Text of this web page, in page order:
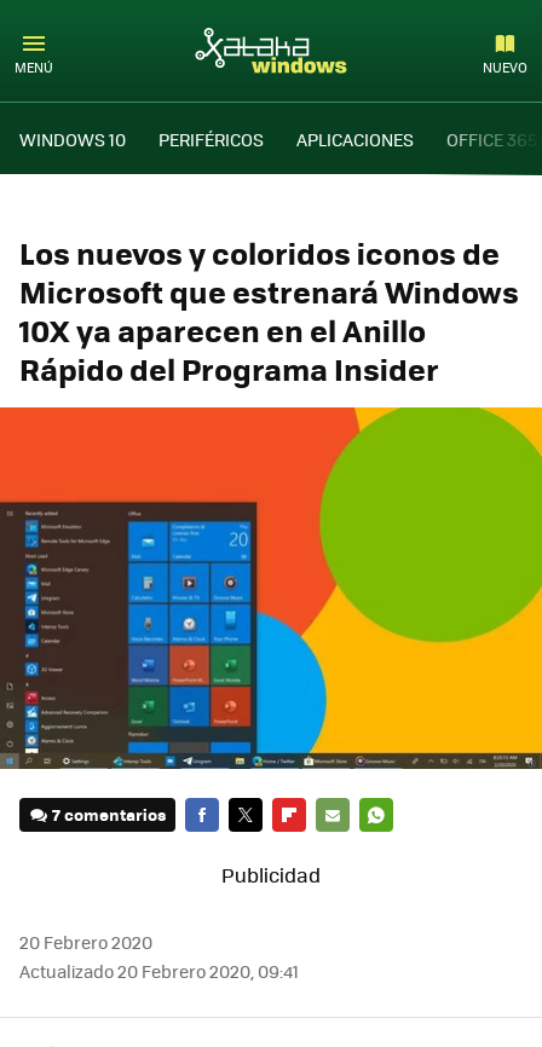
MENÚ NUEVO
WINDOWS 10 PERIFÉRICOS APLICACIONES OFFICE 365
Los nuevos y coloridos iconos de
Microsoft que estrenará Windows
10X ya aparecen en el Anillo
Rápido del Programa Insider
7 comentarios
MAIL
20 Febrero 2020
Actualizado 20 Febrero 2020, 09:41